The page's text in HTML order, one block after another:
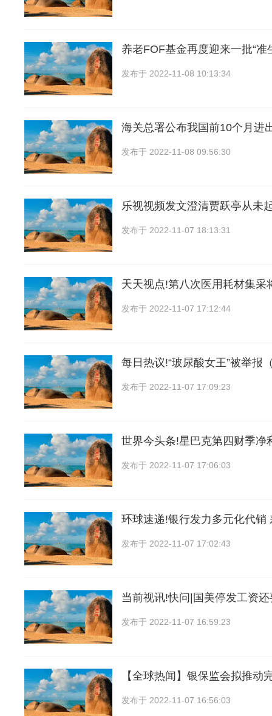
养老FOF基金再度迎来一批“准
发布于 2022-11-08 10:13:34
海关总署公布我国前10个月进
发布于 2022-11-08 09:56:30
乐视视频发文澄清贾跃亭从未
发布于 2022-11-07 18:13:31
天天视点!第八次医用耗材集采
发布于 2022-11-07 17:12:44
每日热议!“玻尿酸女王”被举报
发布于 2022-11-07 17:09:23
世界今头条!星巴克第四财季净
发布于 2022-11-07 17:06:03
环球速递!银行发力多元化代销
发布于 2022-11-07 17:02:43
当前视讯!快问|国美停发工资
发布于 2022-11-07 16:59:23
【全球热闻】银保监会拟推动
发布于 2022-11-07 16:56:03